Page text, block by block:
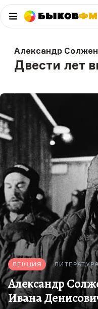
БыковФМ
Александр
Двести лет
ЛЕКЦИЯ
Александр
Ивана